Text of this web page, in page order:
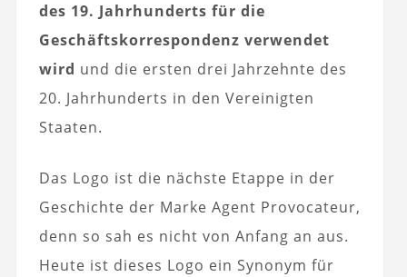
des 19. Jahrhunderts für die
Geschäftskorrespondenz verwendet
wird und die ersten drei Jahrzehnte des
20. Jahrhunderts in den Vereinigten
Staaten.
Das Logo ist die nächste Etappe in der
Geschichte der Marke Agent Provocateur,
denn so sah es nicht von Anfang an aus.
Heute ist dieses Logo ein Synonym für